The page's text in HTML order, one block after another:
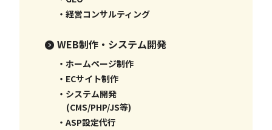
・経営コンサルティング
WEB制作・システム開発
・ホームページ制作
・ECサイト制作
・システム開発
(CMS/PHP/JS等)
・ASP設定代行